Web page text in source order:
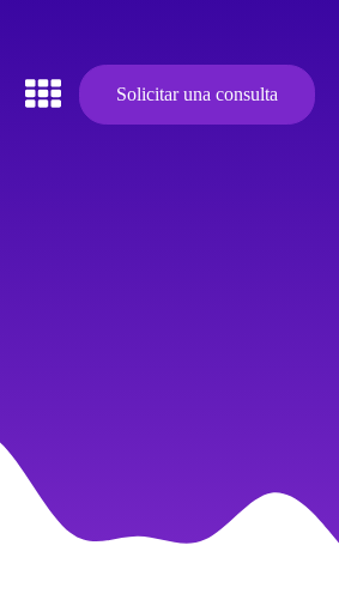
Solicitar una consulta